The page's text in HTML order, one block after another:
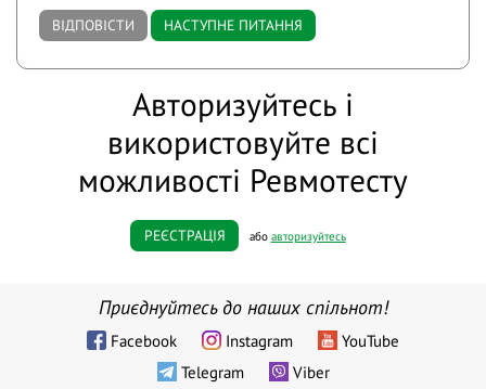
ВІДПОВІСТИ НАСТУПНЕ ПИТАННЯ
Авторизуйтесь і
використовуйте всі
можливості Ревмотесту
РЕЄСТРАЦІЯ або авторизуйтесь
Приєднуйтесь до наших спільнот!
Facebook Instagram
YouTube
Telegram
Viber